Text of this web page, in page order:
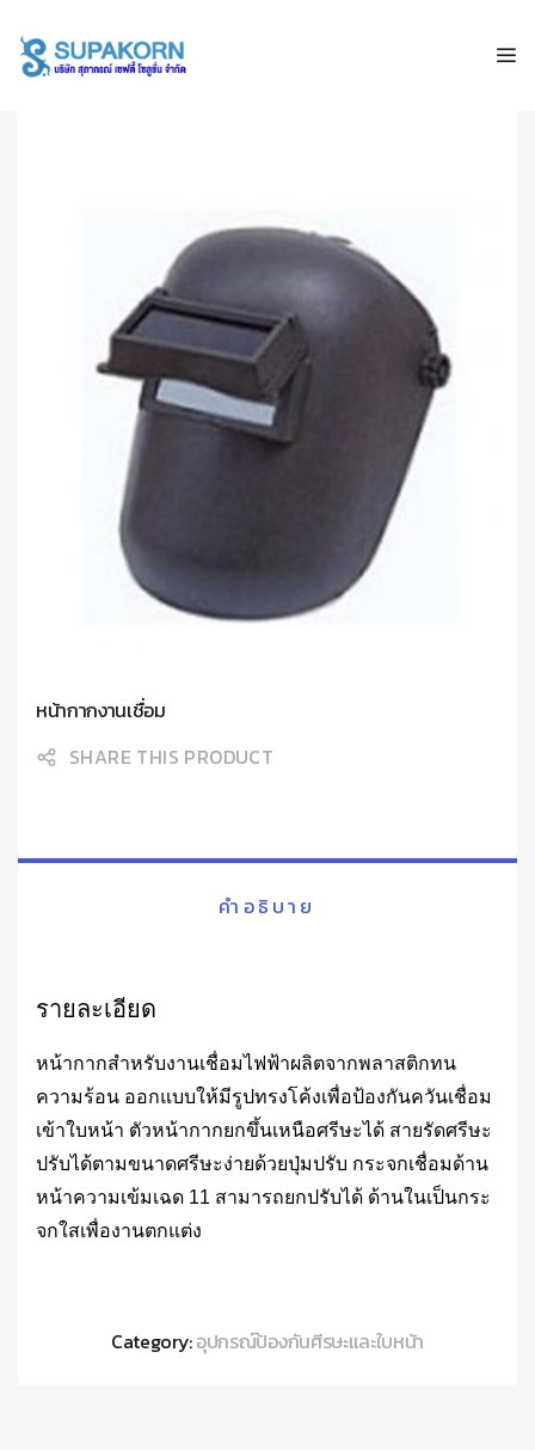
หน้ากากงานเชื่อม
SHARE THIS PRODUCT
คำอธิบาย
รายละเอียด
หน้ากากสำหรับงานเชื่อมไฟฟ้าผลิตจากพลาสติกทน
ความร้อน ออกแบบให้มีรูปทรงโค้งเพื่อป้องกันควันเชื่อม
เข้าใบหน้า ตัวหน้ากากยกขึ้นเหนือศรีษะได้ สายรัดศรีษะ
ปรับได้ตามขนาดศรีษะง่ายด้วยปุ่มปรับ กระจกเชื่อมด้าน
หน้าความเข้มเฉด 11 สามารถยกปรับได้ ด้านในเป็นกระ
จกใสเพื่องานตกแต่ง
Category:อุปกรณ์ป้องกันศีรษะและใบหน้า